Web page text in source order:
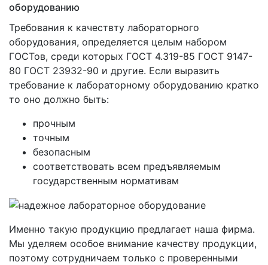
оборудованию
Требования к качествту лабораторного
оборудования, определяется целым набором
ГОСТов, среди которых ГОСТ 4.319-85 ГОСТ 9147-
80 ГОСТ 23932-90 и другие. Если выразить
требование к лабораторному оборудованию кратко
то оно должно быть:
прочным
точным
безопасным
соответствовать всем предъявляемым
государственным нормативам
Именно такую продукцию предлагает наша фирма.
Мы уделяем особое внимание качеству продукции,
поэтому сотрудничаем только с проверенными